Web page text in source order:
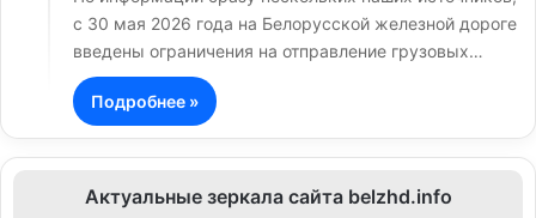
с 30 мая 2026 года на Белорусской железной дороге
введены ограничения на отправление грузовых…
Подробнее »
Актуальные зеркала сайта belzhd.info